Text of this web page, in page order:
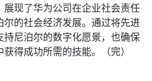
现了华为公司在企业社会责任
的社会经济发展。通过将先进
尼泊尔的数字化愿景，也确保
得成功所需的技能。（完）